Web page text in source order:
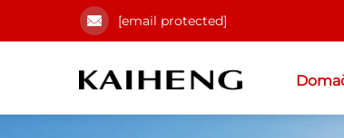
[email protected]